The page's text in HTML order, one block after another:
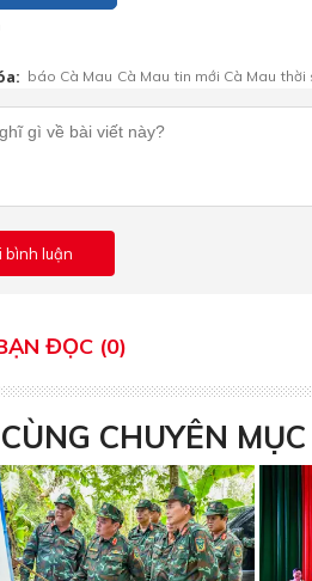
báo Cà Mau Cà Mau tin mới Cà Mau thời
ĐỌC (0)
CHUYÊN MỤC